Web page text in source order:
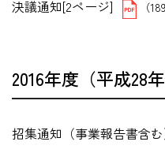
決議通知[2ページ] （
2016年度（平成28
招集通知（事業報告書含